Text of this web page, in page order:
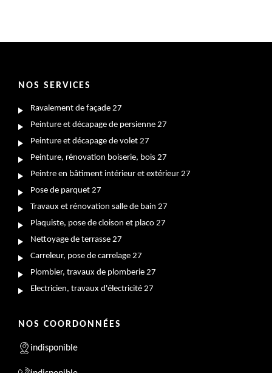
NOS SERVICES
Ravalement de façade 27
Peinture et décapage de persienne 27
Peinture et décapage de volet 27
Peinture, rénovation boiserie, bois 27
Peintre en bâtiment intérieur et extérieur 27
Pose de parquet 27
Travaux et rénovation salle de bain 27
Plaquiste, pose de cloison et placo 27
Nettoyage de terrasse 27
Carreleur, pose de carrelage 27
Plombier, travaux de plomberie 27
Electricien, travaux d'électricité 27
NOS COORDONNÉES
indisponible